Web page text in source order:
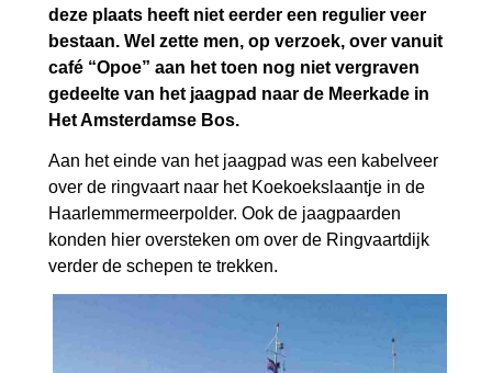
deze plaats heeft niet eerder een regulier veer
bestaan. Wel zette men, op verzoek, over vanuit
café “Opoe” aan het toen nog niet vergraven
gedeelte van het jaagpad naar de Meerkade in
Het Amsterdamse Bos.
Aan het einde van het jaagpad was een kabelveer
over de ringvaart naar het Koekoekslaantje in de
Haarlemmermeerpolder. Ook de jaagpaarden
konden hier oversteken om over de Ringvaartdijk
verder de schepen te trekken.